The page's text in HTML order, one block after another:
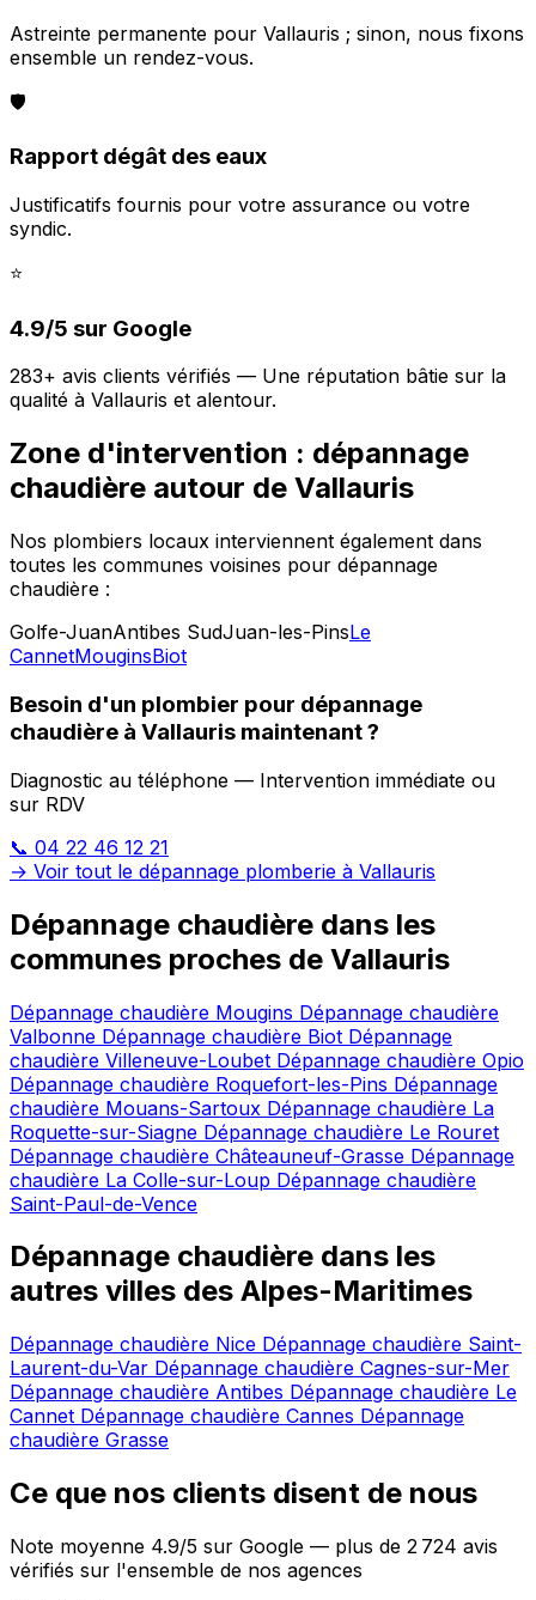
Astreinte permanente pour Vallauris ; sinon, nous fixons
ensemble un rendez-vous.
🛡️
Rapport dégât des eaux
Justificatifs fournis pour votre assurance ou votre
syndic.
⭐
4.9/5 sur Google
283+ avis clients vérifiés — Une réputation bâtie sur la
qualité à Vallauris et alentour.
Zone d'intervention : dépannage
chaudière autour de Vallauris
Nos plombiers locaux interviennent également dans
toutes les communes voisines pour dépannage
chaudière :
Golfe-JuanAntibes SudJuan-les-PinsLe
CannetMouginsBiot
Besoin d'un plombier pour dépannage
chaudière à Vallauris maintenant ?
Diagnostic au téléphone — Intervention immédiate ou
sur RDV
📞 04 22 46 12 21
→ Voir tout le dépannage plomberie à Vallauris
Dépannage chaudière dans les
communes proches de Vallauris
Dépannage chaudière Mougins Dépannage chaudière
Valbonne Dépannage chaudière Biot Dépannage
chaudière Villeneuve-Loubet Dépannage chaudière Opio
Dépannage chaudière Roquefort-les-Pins Dépannage
chaudière Mouans-Sartoux Dépannage chaudière La
Roquette-sur-Siagne Dépannage chaudière Le Rouret
Dépannage chaudière Châteauneuf-Grasse Dépannage
chaudière La Colle-sur-Loup Dépannage chaudière
Saint-Paul-de-Vence
Dépannage chaudière dans les
autres villes des Alpes-Maritimes
Dépannage chaudière Nice Dépannage chaudière Saint-
Laurent-du-Var Dépannage chaudière Cagnes-sur-Mer
Dépannage chaudière Antibes Dépannage chaudière Le
Cannet Dépannage chaudière Cannes Dépannage
chaudière Grasse
Ce que nos clients disent de nous
Note moyenne 4.9/5 sur Google — plus de 2 724 avis
vérifiés sur l'ensemble de nos agences